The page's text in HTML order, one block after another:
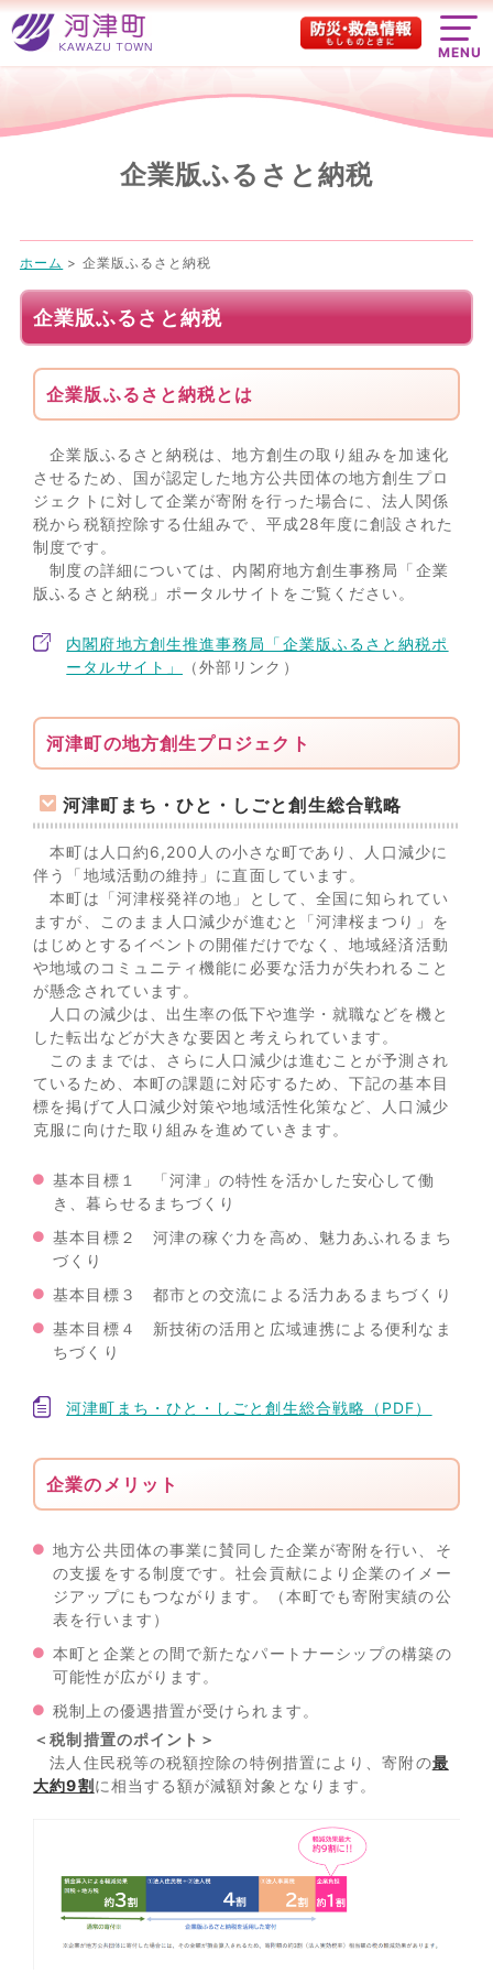
MENU
企業版ふるさと納税
ホーム > 企業版ふるさと納税
企業版ふるさと納税
企業版ふるさと納税とは
企業版ふるさと納税は、地方創生の取り組みを加速化
させるため、国が認定した地方公共団体の地方創生プロ
ジェクトに対して企業が寄附を行った場合に、法人関係
税から税額控除する仕組みで、平成28年度に創設された
制度です。
制度の詳細については、内閣府地方創生事務局「企業
版ふるさと納税」ポータルサイトをご覧ください。
内閣府地方創生推進事務局「企業版ふるさと納税ポ
ータルサイト」
（外部リンク）
河津町の地方創生プロジェクト
河津町まち・ひと・しごと創生総合戦略
本町は人口約6,200人の小さな町であり、人口減少に
伴う「地域活動の維持」に直面しています。
本町は「河津桜発祥の地」として、全国に知られてい
ますが、このまま人口減少が進むと「河津桜まつり」を
はじめとするイベントの開催だけでなく、地域経済活動
や地域のコミュニティ機能に必要な活力が失われること
が懸念されています。
人口の減少は、出生率の低下や進学・就職などを機と
した転出などが大きな要因と考えられています。
このままでは、さらに人口減少は進むことが予測され
ているため、本町の課題に対応するため、下記の基本目
標を掲げて人口減少対策や地域活性化策など、人口減少
克服に向けた取り組みを進めていきます。
基本目標１ 「河津」の特性を活かした安心して働
き、暮らせるまちづくり
基本目標２ 河津の稼ぐ力を高め、魅力あふれるまち
づくり
基本目標３ 都市との交流による活力あるまちづくり
基本目標４ 新技術の活用と広域連携による便利なま
ちづくり
河津町まち・ひと・しごと創生総合戦略（PDF）
企業のメリット
地方公共団体の事業に賛同した企業が寄附を行い、そ
の支援をする制度です。社会貢献により企業のイメー
ジアップにもつながります。（本町でも寄附実績の公
表を行います）
本町と企業との間で新たなパートナーシップの構築の
可能性が広がります。
税制上の優遇措置が受けられます。
＜税制措置のポイント＞
法人住民税等の税額控除の特例措置により、寄附の最
大約9割に相当する額が減額対象となります。